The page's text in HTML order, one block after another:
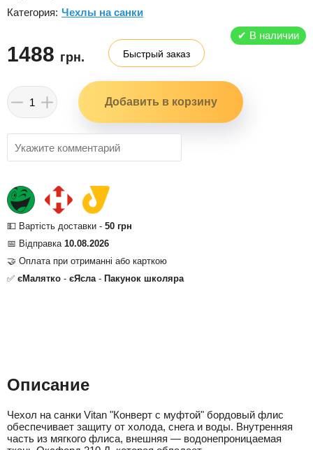
Категория: Чехлы на санки
✔ В наличии
1488 грн. Быстрый заказ
💵 Вартість доставки - 50 грн
📅 Відправка 10.08.2026
🤝 Оплата при отриманні або карткою
✅ єМалятко - єЯсла- Пакунок школяра
Описание
Чехол на санки Vitan "Конверт с муфтой" бордовый флис
обеспечивает защиту от холода, снега и воды. Внутренняя
часть из мягкого флиса, внешняя — водонепроницаемая